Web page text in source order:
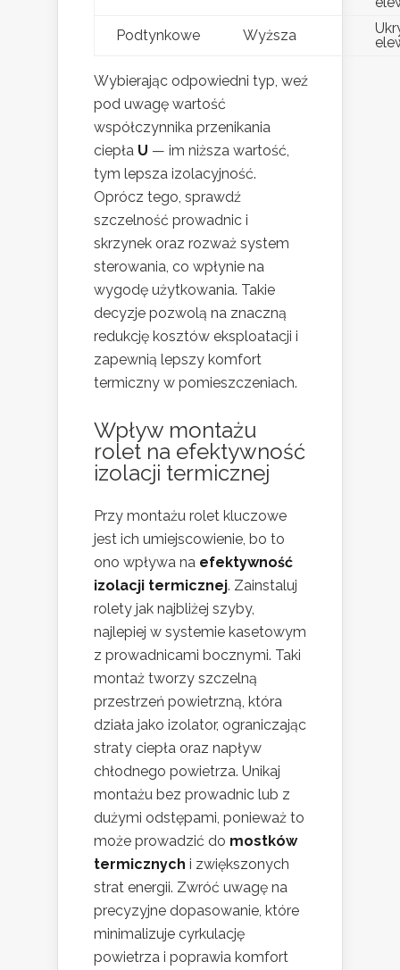
Podtynkowe
Wyższa
Wybierając odpowiedni typ, weź
pod uwagę wartość
współczynnika przenikania
ciepła U — im niższa wartość,
tym lepsza izolacyjność.
Oprócz tego, sprawdź
szczelność prowadnic i
skrzynek oraz rozważ system
sterowania, co wpłynie na
wygodę użytkowania. Takie
decyzje pozwolą na znaczną
redukcję kosztów eksploatacji i
zapewnią lepszy komfort
termiczny w pomieszczeniach.
Wpływ montażu
rolet na efektywność
izolacji termicznej
Przy montażu rolet kluczowe
jest ich umiejscowienie, bo to
ono wpływa na efektywność
izolacji termicznej. Zainstaluj
rolety jak najbliżej szyby,
najlepiej w systemie kasetowym
z prowadnicami bocznymi. Taki
montaż tworzy szczelną
przestrzeń powietrzną, która
działa jako izolator, ograniczając
straty ciepła oraz napływ
chłodnego powietrza. Unikaj
montażu bez prowadnic lub z
dużymi odstępami, ponieważ to
może prowadzić do mostków
termicznych i zwiększonych
strat energii. Zwróć uwagę na
precyzyjne dopasowanie, które
minimalizuje cyrkulację
powietrza i poprawia komfort